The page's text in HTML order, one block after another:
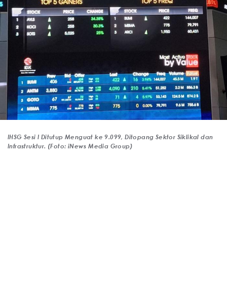
IHSG Sesi I Ditutup Menguat ke 9.099, Ditopang Sektor Siklikal dan
Infrastruktur. (Foto: iNews Media Group)